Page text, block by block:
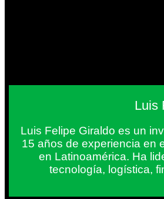
Luis
Luis Felipe Giraldo es un
15 años de experiencia en
en Latinoamérica. Ha
tecnología, logística,